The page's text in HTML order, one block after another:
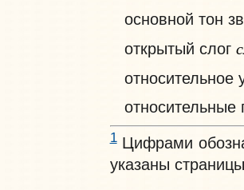
основной тон
открытый слог
относительное
относительные
1Цифрами
указаны